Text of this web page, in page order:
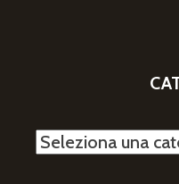
Categorie